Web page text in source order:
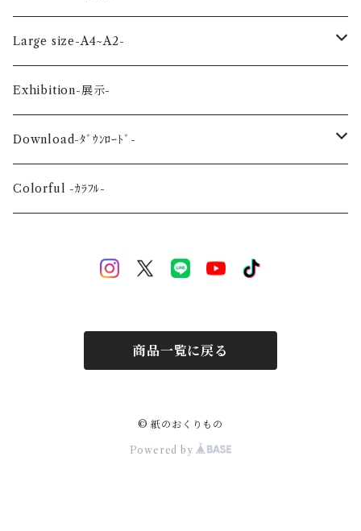
Planet-惑星-
Flower-花-
Wedding-婚礼-
Event-祝祭-
Mother's Day
Winter-冬-
Acrylic figure -ｱｸﾘﾙﾌｨｷﾞｭｱ-
Mini -ミニ-
Okinawa-沖縄-
Large size-A4~A2-
A4
A3
A2
Exhibition-展示-
Download-ﾀﾞｳﾝﾛｰﾄﾞ-
Alphabet-文字-
Colorful -ｶﾗﾌﾙ-
商品一覧に戻る
© 紙のおくりもの
Powered by